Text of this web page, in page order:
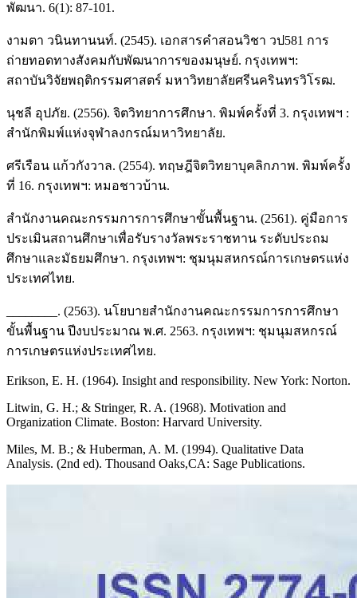
พัฒนา. 6(1): 87-101.
งามตา วนินทานนท์. (2545). เอกสารคำสอนวิชา วป581 การ
ถ่ายทอดทางสังคมกับพัฒนาการของมนุษย์. กรุงเทพฯ:
สถาบันวิจัยพฤติกรรมศาสตร์ มหาวิทยาลัยศรีนครินทรวิโรฒ.
นุชลี อุปภัย. (2556). จิตวิทยาการศึกษา. พิมพ์ครั้งที่ 3. กรุงเทพฯ :
สำนักพิมพ์แห่งจุฬาลงกรณ์มหาวิทยาลัย.
ศรีเรือน แก้วกังวาล. (2554). ทฤษฎีจิตวิทยาบุคลิกภาพ. พิมพ์ครั้ง
ที่ 16. กรุงเทพฯ: หมอชาวบ้าน.
สำนักงานคณะกรรมการการศึกษาขั้นพื้นฐาน. (2561). คู่มือการ
ประเมินสถานศึกษาเพื่อรับรางวัลพระราชทาน ระดับประถม
ศึกษาและมัธยมศึกษา. กรุงเทพฯ: ชุมนุมสหกรณ์การเกษตรแห่ง
ประเทศไทย.
________. (2563). นโยบายสำนักงานคณะกรรมการการศึกษา
ขั้นพื้นฐาน ปีงบประมาณ พ.ศ. 2563. กรุงเทพฯ: ชุมนุมสหกรณ์
การเกษตรแห่งประเทศไทย.
Erikson, E. H. (1964). Insight and responsibility. New York: Norton.
Litwin, G. H.; & Stringer, R. A. (1968). Motivation and
Organization Climate. Boston: Harvard University.
Miles, M. B.; & Huberman, A. M. (1994). Qualitative Data
Analysis. (2nd ed). Thousand Oaks,CA: Sage Publications.